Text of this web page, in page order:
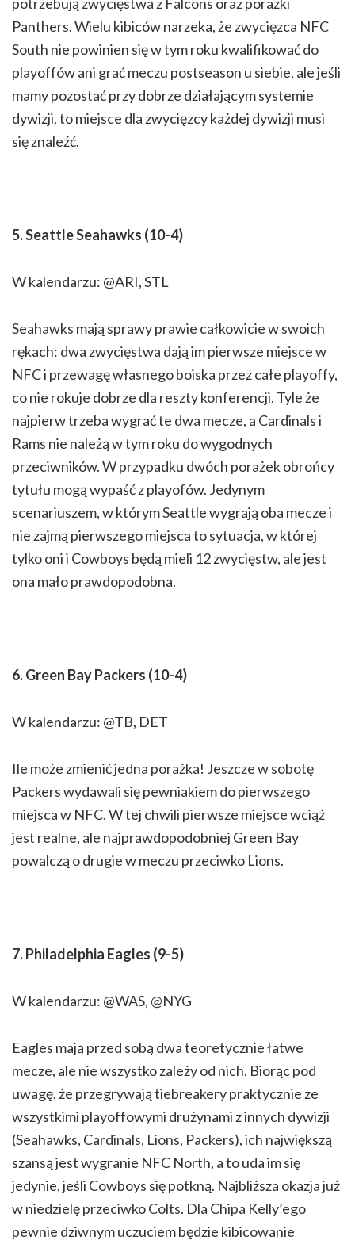
Panthers. Wielu kibiców narzeka, że zwycięzca NFC
South nie powinien się w tym roku kwalifikować do
playoffów ani grać meczu postseason u siebie, ale jeśli
mamy pozostać przy dobrze działającym systemie
dywizji, to miejsce dla zwycięzcy każdej dywizji musi
się znaleźć.
5. Seattle Seahawks (10-4)
W kalendarzu: @ARI, STL
Seahawks mają sprawy prawie całkowicie w swoich
rękach: dwa zwycięstwa dają im pierwsze miejsce w
NFC i przewagę własnego boiska przez całe playoffy,
co nie rokuje dobrze dla reszty konferencji. Tyle że
najpierw trzeba wygrać te dwa mecze, a Cardinals i
Rams nie należą w tym roku do wygodnych
przeciwników. W przypadku dwóch porażek obrońcy
tytułu mogą wypaść z playofów. Jedynym
scenariuszem, w którym Seattle wygrają oba mecze i
nie zajmą pierwszego miejsca to sytuacja, w której
tylko oni i Cowboys będą mieli 12 zwycięstw, ale jest
ona mało prawdopodobna.
6. Green Bay Packers (10-4)
W kalendarzu: @TB, DET
Ile może zmienić jedna porażka! Jeszcze w sobotę
Packers wydawali się pewniakiem do pierwszego
miejsca w NFC. W tej chwili pierwsze miejsce wciąż
jest realne, ale najprawdopodobniej Green Bay
powalczą o drugie w meczu przeciwko Lions.
7. Philadelphia Eagles (9-5)
W kalendarzu: @WAS, @NYG
Eagles mają przed sobą dwa teoretycznie łatwe
mecze, ale nie wszystko zależy od nich. Biorąc pod
uwagę, że przegrywają tiebreakery praktycznie ze
wszystkimi playoffowymi drużynami z innych dywizji
(Seahawks, Cardinals, Lions, Packers), ich największą
szansą jest wygranie NFC North, a to uda im się
jedynie, jeśli Cowboys się potkną. Najbliższa okazja już
w niedzielę przeciwko Colts. Dla Chipa Kelly’ego
pewnie dziwnym uczuciem będzie kibicowanie